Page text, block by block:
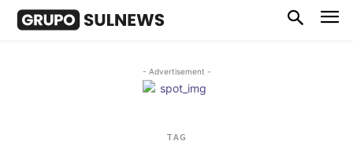
- Advertisement -
TAG